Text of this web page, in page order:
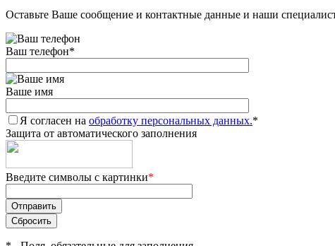
Оставьте Ваше сообщение и контактные данные и наши
Ваш телефон*
Ваше имя
Я согласен на обработку персональных данных.*
Защита от автоматического заполнения
Введите символы с картинки*
на